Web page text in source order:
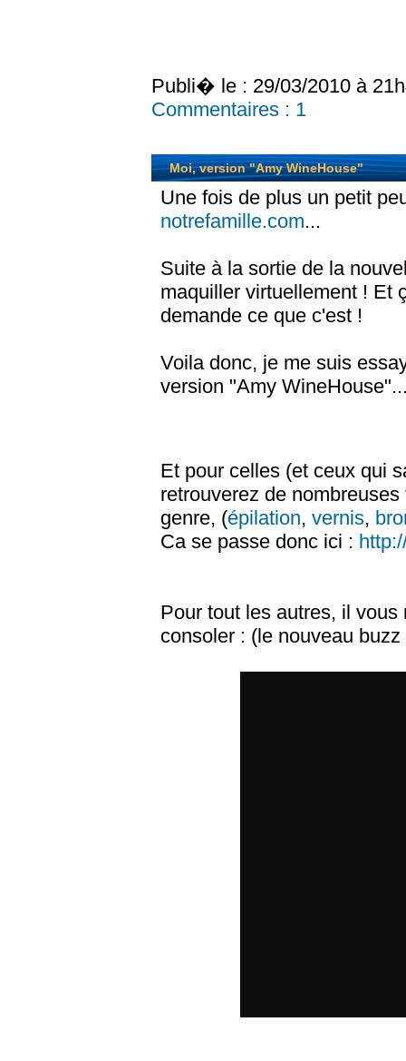
Publi� le : 29/03/2010 à
Commentaires : 1
Moi, version "Amy WineHouse"
Une fois de plus un petit
notrefamille.com...
Suite à la sortie de la
maquiller virtuellement ! Et
demande ce que c'est !
Voila donc, je me suis
version "Amy
Et pour celles (et ceux qui
retrouverez de
genre, (épilation, vernis,
Ca se passe donc ici :
Pour tout les autres, il
consoler : (le nouveau